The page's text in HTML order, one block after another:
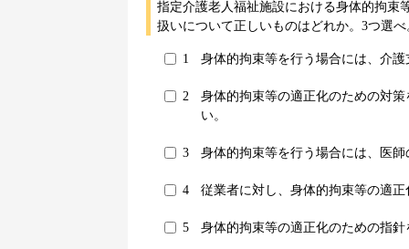
指定介護老人福祉施設における身体的拘束
扱いについて正しいものはどれか。3つ選べ
1 身体的拘束等を行う場合には、介
2
身体的拘束等の適正化のための対
い。
3 身体的拘束等を行う場合には、医
4 従業者に対し、身体的拘束等の適
5 身体的拘束等の適正化のための指